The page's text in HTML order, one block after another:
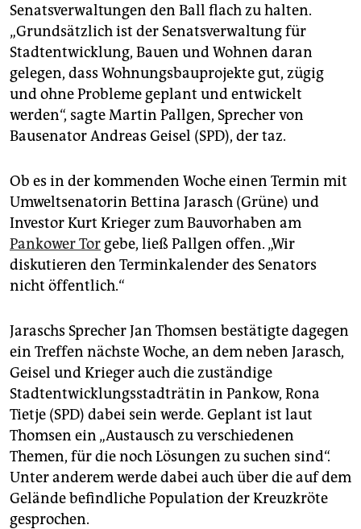
genossenschaft
epaper login
Senatsverwaltungen den Ball flach zu halten.
„Grundsätzlich ist der Senatsverwaltung für
Stadtentwicklung, Bauen und Wohnen daran
gelegen, dass Wohnungsbauprojekte gut, zügig
und ohne Probleme geplant und entwickelt
werden“, sagte Martin Pallgen, Sprecher von
Bausenator Andreas Geisel (SPD), der taz.
Ob es in der kommenden Woche einen Termin mit
Umweltsenatorin Bettina Jarasch (Grüne) und
Investor Kurt Krieger zum Bauvorhaben am
Pankower Tor gebe, ließ Pallgen offen. „Wir
diskutieren den Terminkalender des Senators
nicht öffentlich.“
Jaraschs Sprecher Jan Thomsen bestätigte dagegen
ein Treffen nächste Woche, an dem neben Jarasch,
Geisel und Krieger auch die zuständige
Stadtentwicklungsstadträtin in Pankow, Rona
Tietje (SPD) dabei sein werde. Geplant ist laut
Thomsen ein „Austausch zu verschiedenen
Themen, für die noch Lösungen zu suchen sind“.
Unter anderem werde dabei auch über die auf dem
Gelände befindliche Population der Kreuzkröte
gesprochen.